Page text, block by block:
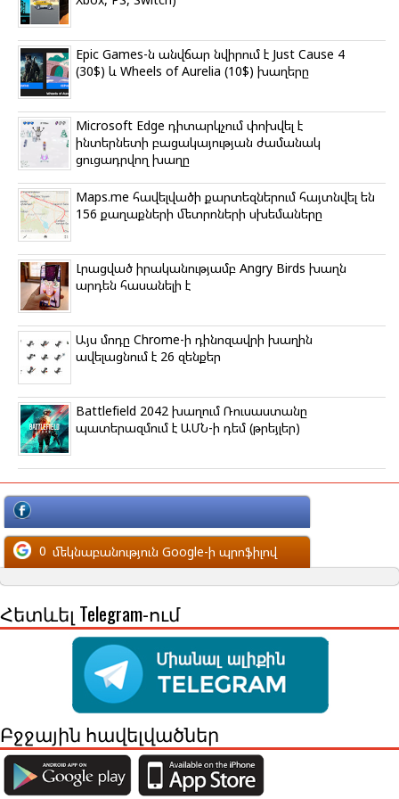
Epic Games-ն անվճար նվիրում է Just Cause 4
(30$) և Wheels of Aurelia (10$) խաղերը
Microsoft Edge դիտարկչում փոխվել է
ինտերնետի բացակայության ժամանակ
ցուցադրվող խաղը
Maps.me հավելվածի քարտեզներում հայտնվել են
156 քաղաքների մետրոների սխեմաները
Լրացված իրականությամբ Angry Birds խաղն
արդեն հասանելի է
Այս մոդը Chrome-ի դինոզավրի խաղին
ավելացնում է 26 զենքեր
Battlefield 2042 խաղում Ռուսաստանը
պատերազմում է ԱՄՆ-ի դեմ (թրեյլեր)
մեկնաբանություն Facebook-ի պրոֆիլով
0 մեկնաբանություն Google-ի պրոֆիլով
Հետևել Telegram-ում
Բջջային հավելվածներ